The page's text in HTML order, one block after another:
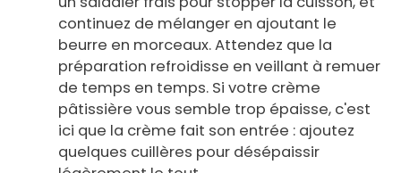
continuez de mélanger en ajoutant le
beurre en morceaux. Attendez que la
préparation refroidisse en veillant à remuer
de temps en temps. Si votre crème
pâtissière vous semble trop épaisse, c'est
ici que la crème fait son entrée : ajoutez
quelques cuillères pour désépaissir